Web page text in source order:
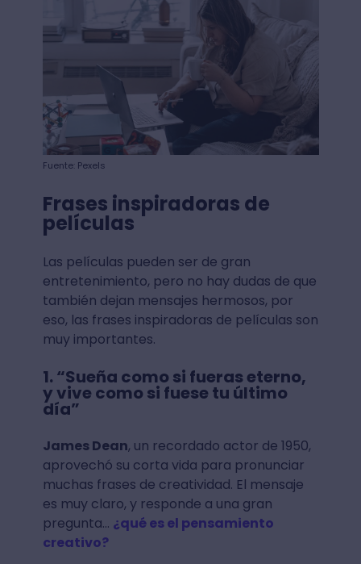
Fuente: Pexels
Frases inspiradoras de
películas
Las películas pueden ser de gran
entretenimiento, pero no hay dudas de que
también dejan mensajes hermosos, por
eso, las frases inspiradoras de películas son
muy importantes.
1. “Sueña como si fueras eterno,
y vive como si fuese tu último
día”
James Dean, un recordado actor de 1950,
aprovechó su corta vida para pronunciar
muchas frases de creatividad. El mensaje
es muy claro, y responde a una gran
pregunta… ¿qué es el pensamiento
creativo?